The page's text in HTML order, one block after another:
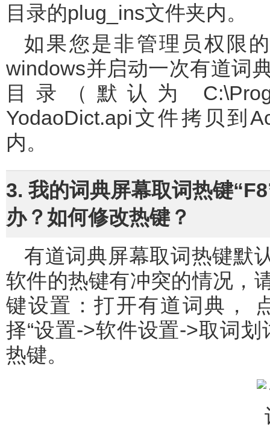
目录的plug_ins文件夹内。
如果您是非管理员权限的受限用户，请用管理员帐号登入
windows并启动一次有道词
目录（默认为
YodaoDict.api文件拷贝到
内。
3. 我的词典屏幕取词热键
办？如何修改热键？
有道词典屏幕取词热键默认设置为“F8”，如果出现与您的其他
软件的热键有冲突的情况，
键设置：打开有道词典，
择“设置->软件设置->取词
热键。